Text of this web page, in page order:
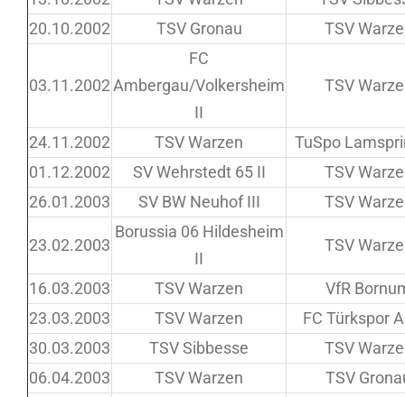
20.10.2002
TSV Gronau TSV
03.11.2002
FC
Ambergau/Volkersheim
II
TSV
24.11.2002 TSV Warzen
TuSpo
01.12.2002
SV Wehrstedt 65 II
TSV
26.01.2003
SV BW Neuhof III TSV
23.02.2003
Borussia 06 Hildesheim
II
TSV
16.03.2003 TSV Warzen
VfR
23.03.2003
TSV Warzen
FC Türkspor
30.03.2003
TSV Sibbesse
TSV
06.04.2003
TSV Warzen
TSV